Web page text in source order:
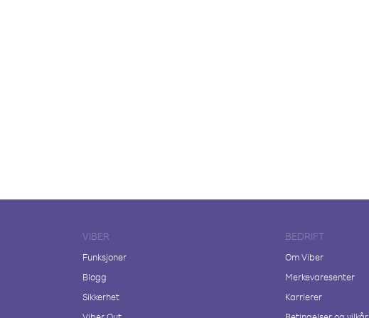
VIBER
Funksjoner
Blogg
Sikkerhet
BEDRIFT
Om Viber
Merkevaresenter
Karrierer